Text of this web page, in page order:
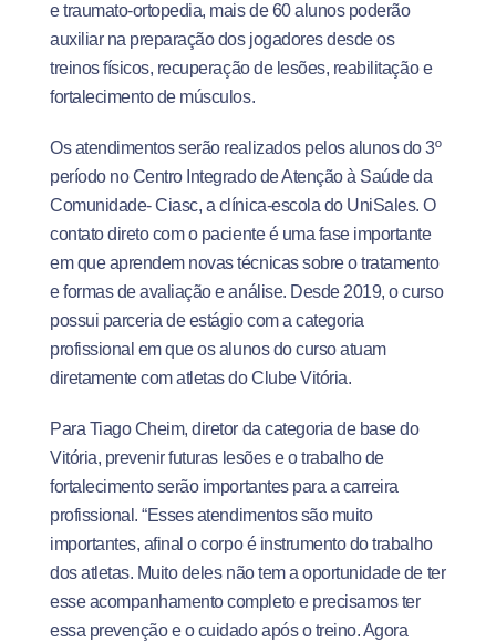
e traumato-ortopedia, mais de 60 alunos poderão
auxiliar na preparação dos jogadores desde os
treinos físicos, recuperação de lesões, reabilitação e
fortalecimento de músculos.
Os atendimentos serão realizados pelos alunos do 3º
período no Centro Integrado de Atenção à Saúde da
Comunidade- Ciasc, a clínica-escola do UniSales. O
contato direto com o paciente é uma fase importante
em que aprendem novas técnicas sobre o tratamento
e formas de avaliação e análise. Desde 2019, o curso
possui parceria de estágio com a categoria
profissional em que os alunos do curso atuam
diretamente com atletas do Clube Vitória.
Para Tiago Cheim, diretor da categoria de base do
Vitória, prevenir futuras lesões e o trabalho de
fortalecimento serão importantes para a carreira
profissional. “Esses atendimentos são muito
importantes, afinal o corpo é instrumento do trabalho
dos atletas. Muito deles não tem a oportunidade de ter
esse acompanhamento completo e precisamos ter
essa prevenção e o cuidado após o treino. Agora